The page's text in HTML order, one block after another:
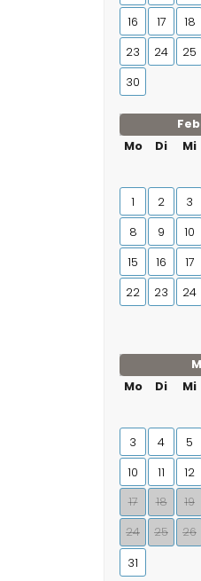
16
17 18
23
24 25
30
Mo
Di Mi
1 2 3
8
9 10
15
16 17
22
23 24
Mo
Di Mi
3
4 5
10
11 12
17
18 19
24
25 26
31